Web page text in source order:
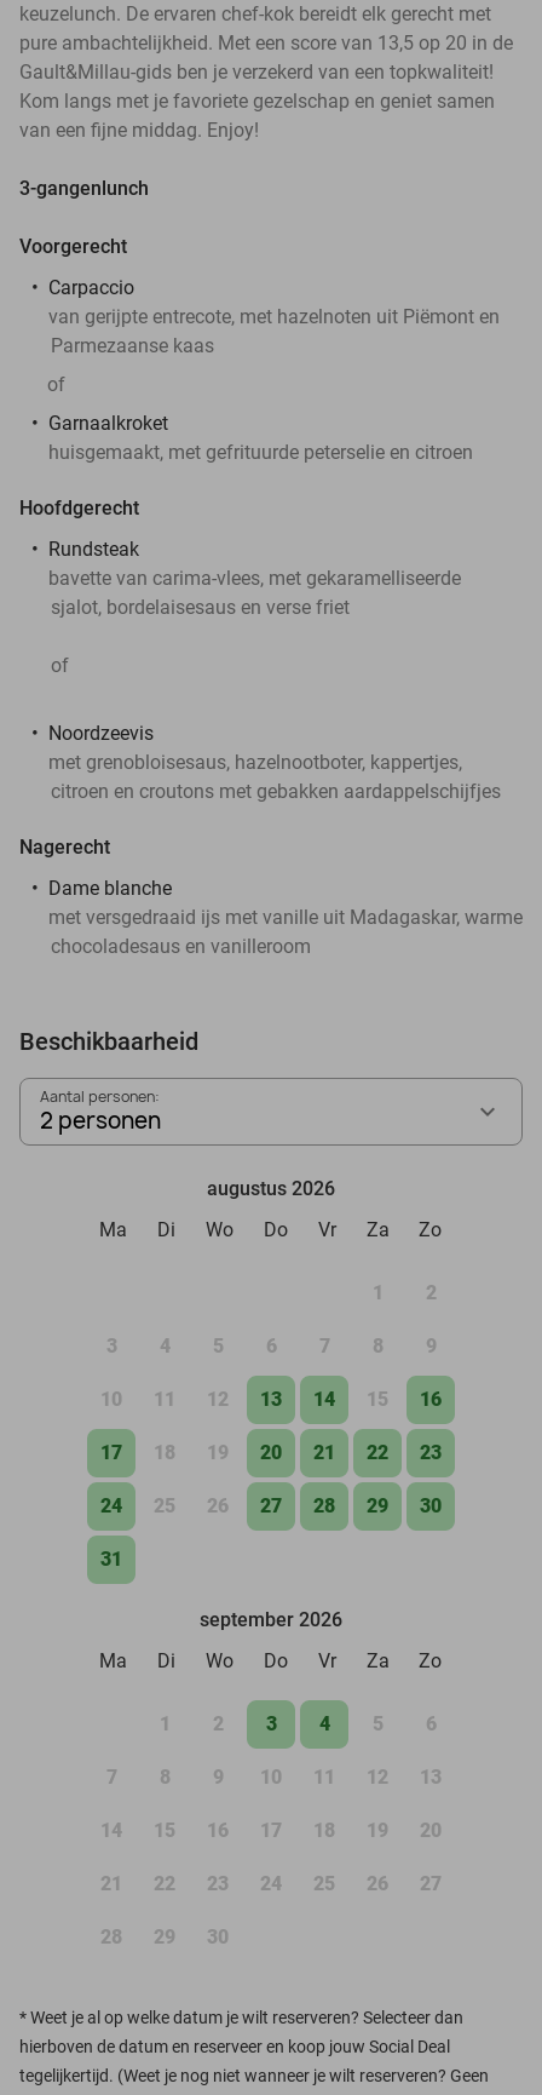
keuzelunch. De ervaren chef-kok bereidt elk gerecht met
pure ambachtelijkheid. Met een score van 13,5 op 20 in de
Gault&Millau-gids ben je verzekerd van een topkwaliteit!
Kom langs met je favoriete gezelschap en geniet samen
van een fijne middag. Enjoy!
3-gangenlunch
Voorgerecht
Carpaccio
van gerijpte entrecote, met hazelnoten uit Piëmont en
Parmezaanse kaas
of
Garnaalkroket
huisgemaakt, met gefrituurde peterselie en citroen
Hoofdgerecht
Rundsteak
bavette van carima-vlees, met gekaramelliseerde
sjalot, bordelaisesaus en verse friet
of
Noordzeevis
met grenobloisesaus, hazelnootboter, kappertjes,
citroen en croutons met gebakken aardappelschijfjes
Nagerecht
Dame blanche
met versgedraaid ijs met vanille uit Madagaskar, warme
chocoladesaus en vanilleroom
Beschikbaarheid
Aantal personen:
2 personen
augustus 2026
Ma
Di Wo Do Vr Za Zo
1 2
3 4 5 6 7 8 9
10 11 12 13 14 15 16
17 18 19 20 21 22 23
24 25 26 27 28 29 30
31
september 2026
Ma
Di Wo Do Vr Za Zo
1 2 3 4 5 6
7 8 9 10 11 12 13
14 15 16 17 18 19 20
21 22 23 24 25 26 27
28 29 30
*Weet je al op welke datum je wilt reserveren? Selecteer dan
hierboven de datum en reserveer en koop jouw Social Deal
tegelijkertijd. (Weet je nog niet wanneer je wilt reserveren? Geen